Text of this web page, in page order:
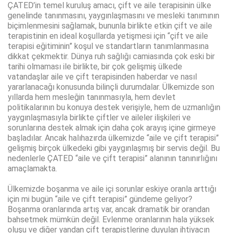
ÇATED’in temel kuruluş amacı, çift ve aile terapisinin ülke
genelinde tanınmasını, yaygınlaşmasını ve mesleki tanımının
biçimlenmesini sağlamak, bununla birlikte etkin çift ve aile
terapistinin en ideal koşullarda yetişmesi için “çift ve aile
terapisi eğitiminin” koşul ve standartların tanımlanmasına
dikkat çekmektir. Dünya ruh sağlığı camiasında çok eski bir
tarihi olmaması ile birlikte, bir çok gelişmiş ülkede
vatandaşlar aile ve çift terapisinden haberdar ve nasıl
yararlanacağı konusunda bilinçli durumdalar. Ülkemizde son
yıllarda hem mesleğin tanınmasıyla, hem devlet
politikalarının bu konuya destek verişiyle, hem de uzmanlığın
yaygınlaşmasıyla birlikte çiftler ve aileler ilişkileri ve
sorunlarına destek almak için daha çok arayış içine girmeye
başladılar. Ancak halıhazırda ülkemizde “aile ve çift terapisi”
gelişmiş birçok ülkedeki gibi yaygınlaşmış bir servis değil. Bu
nedenlerle ÇATED “aile ve çift terapisi” alanının tanınırlığını
amaçlamakta.
Ülkemizde boşanma ve aile içi sorunlar eskiye oranla arttığı
için mi bugün “aile ve çift terapisi” gündeme geliyor?
Boşanma oranlarında artış var, ancak dramatik bir orandan
bahsetmek mümkün değil. Evlenme oranlarının hala yüksek
oluşu ve diğer yandan çift terapistlerine duyulan ihtiyacın